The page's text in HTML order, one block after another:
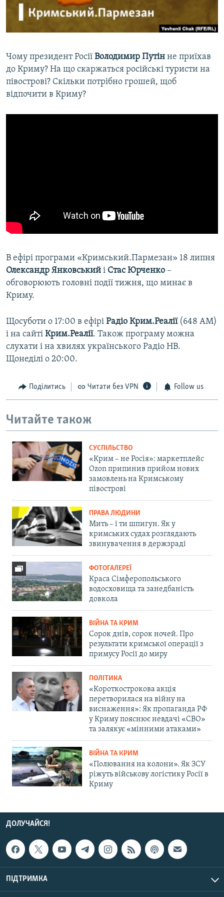
ВІДЕОУРОКИ «ELIFBE»
ІНФОГРАФІКА
Русский
Qırımtatar
ДОЛУЧАЙСЯ!
Чому президент Росії Володимир Путін не приїхав
до Криму? На що скаржаться російські туристи на
півострові? Скільки потрібно грошей, щоб
відпочити в Криму?
В ефірі програми «Кримський.Пармезан» 18 липня
Олександр Янковський і Стас Юрченко –
обговорюють головні події тижня, що минає в
Криму.
Щосуботи о 17:00 в ефірі Радіо Крим.Реалії(648 АМ)
і на сайті Крим.Реалії. Також програму можна
слухати і на хвилях українського Радіо НВ.
Щонеділі о 20:00.
Поділитись Читати без VPN Follow us
Читайте також
СУСПІЛЬСТВО
«Крим – не Росія»: маркетплейс
Ozon припинив прийом нових
замовлень на Кримському
півострові
ПРАВА ЛЮДИНИ
Мить – і ти шпигун. Як у
кримських судах розглядають
звинувачення в держзраді
ФОТОГАЛЕРЕЇ
Краса Сімферопольського
водосховища та занедбаність
довкола
ВІЙНА ТА КРИМ
Сорок днів, сорок ночей. Про
результати кримської операції з
примусу Росії до миру
ПОЛІТИКА
«Короткострокова акція
перетворилася на війну на
виснаження»: Як пропаганда РФ
у Криму пояснює невдачі «СВО»
та залякує «мінними атаками»
ВІЙНА ТА КРИМ
«Полювання на колони». Як ЗСУ
ріжуть військову логістику Росії в
Криму
ДОЛУЧАЙСЯ!
ПІДТРИМКА